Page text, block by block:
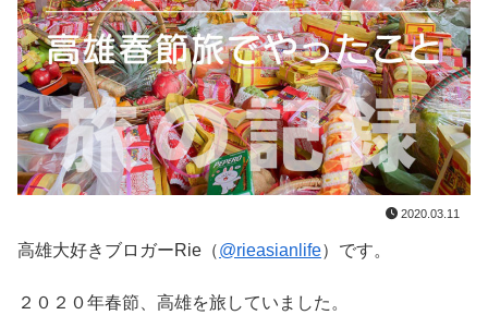
2020.03.11
高雄大好きブロガーRie（@rieasianlife）です。
２０２０年春節、高雄を旅していました。